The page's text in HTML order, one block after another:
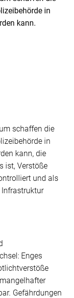
in
kann.
schaffen die
in
kann, die
ist, Verstöße
und als
Enges
Gefährdungen